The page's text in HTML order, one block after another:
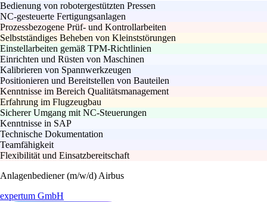
Bedienung von robotergestützten Pressen
NC-gesteuerte Fertigungsanlagen
Prozessbezogene Prüf- und Kontrollarbeiten
Selbstständiges Beheben von Kleinststörungen
Einstellarbeiten gemäß TPM-Richtlinien
Einrichten und Rüsten von Maschinen
Kalibrieren von Spannwerkzeugen
Positionieren und Bereitstellen von Bauteilen
Kenntnisse im Bereich Qualitätsmanagement
Erfahrung im Flugzeugbau
Sicherer Umgang mit NC-Steuerungen
Kenntnisse in SAP
Technische Dokumentation
Teamfähigkeit
Flexibilität und Einsatzbereitschaft
Anlagenbediener (m/w/d) Airbus
expertum GmbH